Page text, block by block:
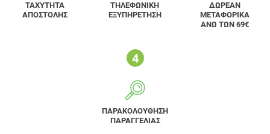
ΤΑΧΥΤΗΤΑ
ΑΠΟΣΤΟΛΗΣ
ΤΗΛΕΦΩΝΙΚΗ
ΕΞΥΠΗΡΕΤΗΣΗ
ΔΩΡΕΑΝ
ΜΕΤΑΦΟΡΙΚΑ
ΑΝΩ ΤΩΝ 69€
ΠΑΡΑΚΟΛΟΥΘΗΣΗ
ΠΑΡΑΓΓΕΛΙΑΣ